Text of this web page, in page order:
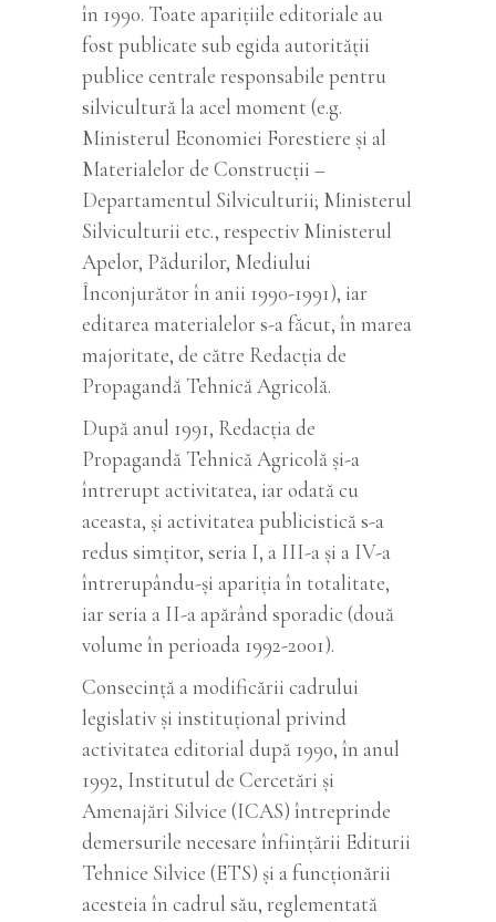
în 1990. Toate apariţiile editoriale au
fost publicate sub egida autorităţii
publice centrale responsabile pentru
silvicultură la acel moment (e.g.
Ministerul Economiei Forestiere şi al
Materialelor de Construcţii –
Departamentul Silviculturii; Ministerul
Silviculturii etc., respectiv Ministerul
Apelor, Pădurilor, Mediului
Înconjurător în anii 1990-1991), iar
editarea materialelor s-a făcut, în marea
majoritate, de către Redacţia de
Propagandă Tehnică Agricolă.
După anul 1991, Redacţia de
Propagandă Tehnică Agricolă şi-a
întrerupt activitatea, iar odată cu
aceasta, şi activitatea publicistică s-a
redus simţitor, seria I, a III-a şi a IV-a
întrerupându-şi apariţia în totalitate,
iar seria a II-a apărând sporadic (două
volume în perioada 1992-2001).
Consecinţă a modificării cadrului
legislativ şi instituţional privind
activitatea editorial după 1990, în anul
1992, Institutul de Cercetări și
Amenajări Silvice (ICAS) întreprinde
demersurile necesare înfiinţării Editurii
Tehnice Silvice (ETS) şi a funcţionării
acesteia în cadrul său, reglementată